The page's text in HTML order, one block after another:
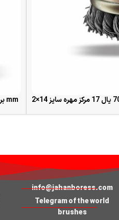
برس کاسه ای طوقه دار بافته 125 یال 25 مرکز مهره سایز 14×2 mm
info@jahanboress.com
Telegram of the world
brushes